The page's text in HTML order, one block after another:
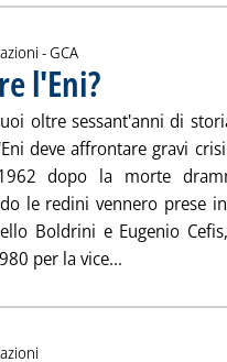
-di:
GCA
l'Eni?. Pubblicata martedì
oltre sessant'anni di
deve affrontare gravi
dopo la morte
le redini vennero prese
Boldrini e Eugenio
per la vice...